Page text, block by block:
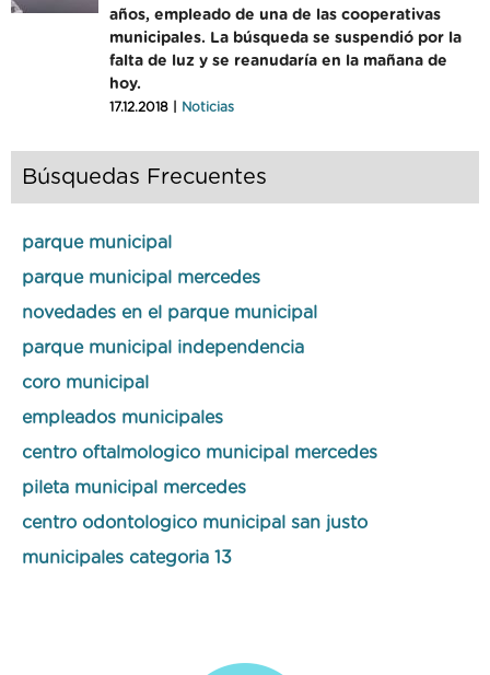
años, empleado de una de las cooperativas
municipales. La búsqueda se suspendió por la
falta de luz y se reanudaría en la mañana de
hoy.
17.12.2018 | Noticias
Búsquedas Frecuentes
parque municipal
parque municipal mercedes
novedades en el parque municipal
parque municipal independencia
coro municipal
empleados municipales
centro oftalmologico municipal mercedes
pileta municipal mercedes
centro odontologico municipal san justo
municipales categoria 13